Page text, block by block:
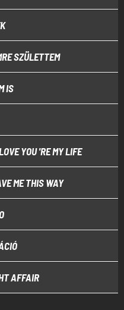
SZÜLETTEM
IS
YOU 'RE MY LIFE
ME THIS WAY
AFFAIR